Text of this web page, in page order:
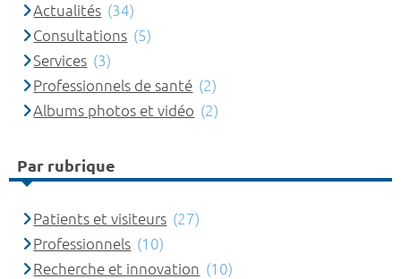
Actualités (34)
Consultations (5)
Services (3)
Professionnels de santé (2)
Albums photos et vidéo (2)
Par rubrique
Patients et visiteurs (27)
Professionnels (10)
Recherche et innovation (10)